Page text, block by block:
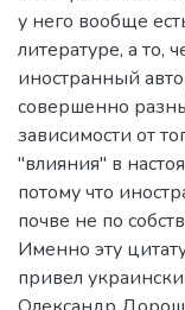
у него вообще
литературе, а то,
иностранный
совершенно
зависимости от
"влияния" в
потому что
почве не по
Именно эту
привел